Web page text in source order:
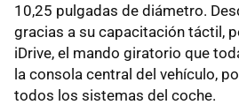
10,25 pulgadas de diámetro.
gracias a su capacitación táctil,
iDrive, el mando giratorio que
la consola central del vehículo,
todos los sistemas del coche.